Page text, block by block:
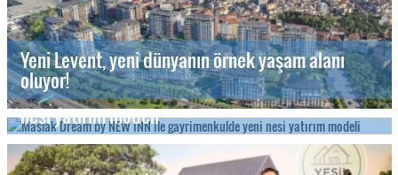
Yeni Levent, yeni dünyanın örnek yaşam alanı
oluyor!
Maslak Dream by NEW INN ile gayrimenkulde yeni
nesi yatırım modeli